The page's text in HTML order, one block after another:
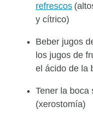
refrescos
y cítrico)
Beber jugos
los jugos de
el ácido de la
Tener la boca
(xerostomía)